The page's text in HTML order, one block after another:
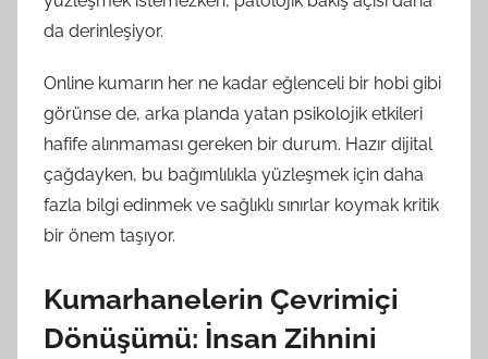
da derinleşiyor.
Online kumarın her ne kadar eğlenceli bir hobi gibi
görünse de, arka planda yatan psikolojik etkileri
hafife alınmaması gereken bir durum. Hazır dijital
çağdayken, bu bağımlılıkla yüzleşmek için daha
fazla bilgi edinmek ve sağlıklı sınırlar koymak kritik
bir önem taşıyor.
Kumarhanelerin Çevrimiçi
Dönüşümü: İnsan Zihnini